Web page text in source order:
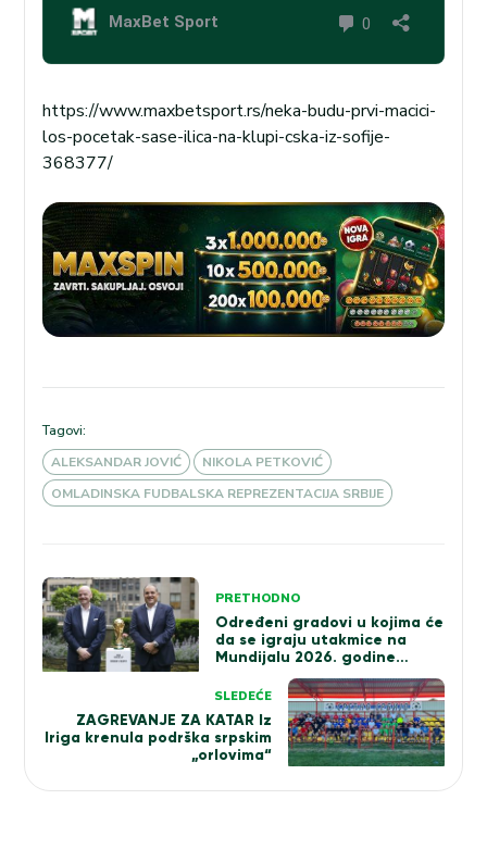
https://www.maxbetsport.rs/neka-budu-prvi-macici-
los-pocetak-sase-ilica-na-klupi-cska-iz-sofije-
368377/
Tagovi:
ALEKSANDAR JOVIĆ
NIKOLA PETKOVIĆ
OMLADINSKA FUDBALSKA REPREZENTACIJA SRBIJE
Kretanje
članka
PRETHODNO
Određeni gradovi u kojima će
da se igraju utakmice na
Mundijalu 2026. godine
SLEDEĆE
ZAGREVANJE ZA KATAR Iz
Iriga krenula podrška srpskim
„orlovima“